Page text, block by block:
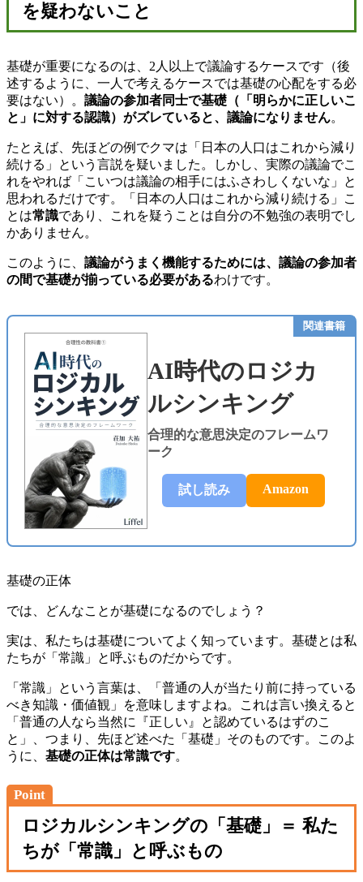
を疑わないこと
基礎が重要になるのは、2人以上で議論するケースです（後
述するように、一人で考えるケースでは基礎の心配をする必
要はない）。 議論の参加者同士で基礎（「明らかに正しいこ
と」に対する認識）がズレていると、議論になりません。
たとえば、先ほどの例でクマは「日本の人口はこれから減り
続ける」という言説を疑いました。しかし、実際の議論でこ
れをやれば「こいつは議論の相手にはふさわしくないな」と
思われるだけです。「日本の人口はこれから減り続ける」こ
とは常識であり、これを疑うことは自分の不勉強の表明でし
かありません。
このように、 議論がうまく機能するためには、議論の参加者
の間で基礎が揃っている必要があるわけです。
関連書籍
AI時代のロジカ
ルシンキング
合理的な意思決定のフレームワ
ーク
試し読み Amazon
基礎の正体
では、どんなことが基礎になるのでしょう？
実は、私たちは基礎についてよく知っています。基礎とは私
たちが「常識」と呼ぶものだからです。
「常識」という言葉は、「普通の人が当たり前に持っている
べき知識・価値観」を意味しますよね。これは言い換えると
「普通の人なら当然に『正しい』と認めているはずのこ
と」、つまり、先ほど述べた「基礎」そのものです。このよ
うに、 基礎の正体は常識です。
Point
ロジカルシンキングの「基礎」＝ 私た
ちが「常識」と呼ぶもの